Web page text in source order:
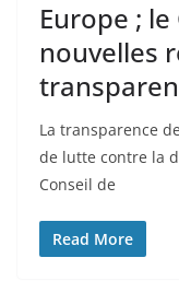
Europe ;
nouvelles
La transparence
de lutte contre la
Conseil de
Read More